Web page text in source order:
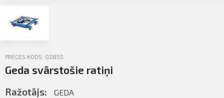
PRECES KODS: 02855
Geda svārstošie ratiņi
Ražotājs: GEDA